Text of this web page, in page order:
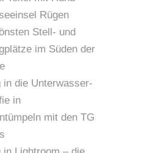
Rügen
Stell- und
im Süden der
in die Unterwasser-
in
mit den TG